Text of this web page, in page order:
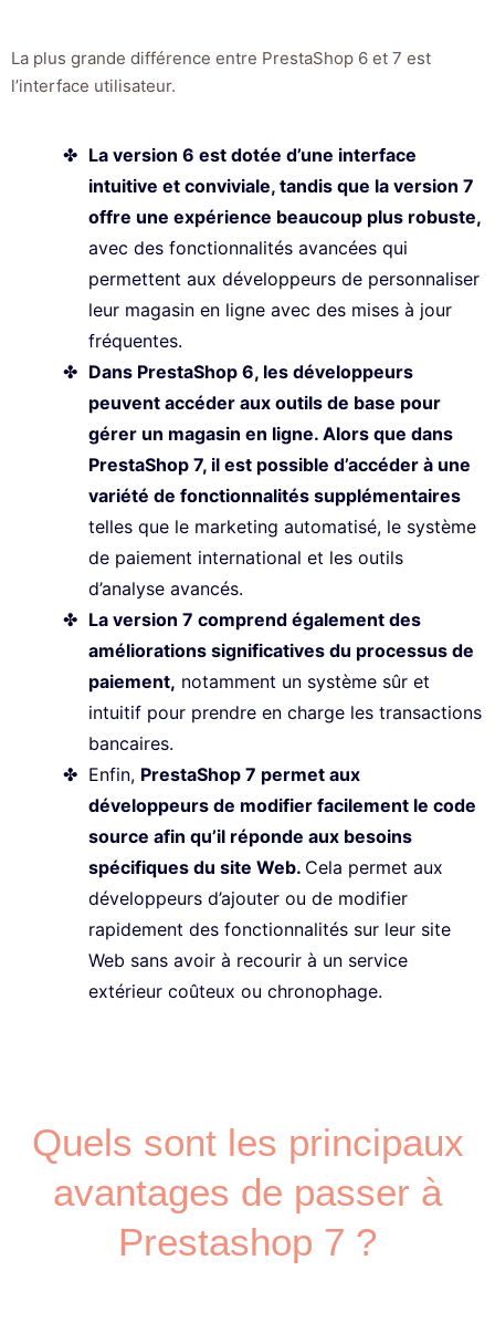
La plus grande différence entre PrestaShop 6 et 7 est
l’interface utilisateur.
La version 6 est dotée d’une interface
intuitive et conviviale, tandis que la version 7
offre une expérience beaucoup plus robuste,
avec des fonctionnalités avancées qui
permettent aux développeurs de personnaliser
leur magasin en ligne avec des mises à jour
fréquentes.
Dans PrestaShop 6, les développeurs
peuvent accéder aux outils de base pour
gérer un magasin en ligne. Alors que dans
PrestaShop 7, il est possible d’accéder à une
variété de fonctionnalités supplémentaires
telles que le marketing automatisé, le système
de paiement international et les outils
d’analyse avancés.
La version 7 comprend également des
améliorations significatives du processus de
paiement, notamment un système sûr et
intuitif pour prendre en charge les transactions
bancaires.
Enfin, PrestaShop 7 permet aux
développeurs de modifier facilement le code
source afin qu’il réponde aux besoins
spécifiques du site Web. Cela permet aux
développeurs d’ajouter ou de modifier
rapidement des fonctionnalités sur leur site
Web sans avoir à recourir à un service
extérieur coûteux ou chronophage.
Quels sont les principaux
avantages de passer à
Prestashop 7 ?